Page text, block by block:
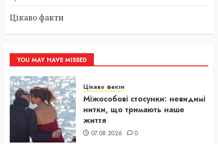
Цікаво факти
YOU MAY HAVE MISSED
Цікаво факти
Міжособові стосунки: невидимі
нитки, що тримають наше
життя
07.08.2026 0